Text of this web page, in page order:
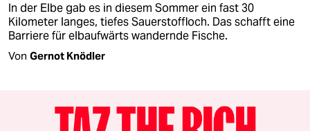
In der Elbe gab es in diesem Sommer ein fast 30
Kilometer langes, tiefes Sauerstoffloch. Das schafft eine
Barriere für elbaufwärts wandernde Fische.
Von Gernot Knödler